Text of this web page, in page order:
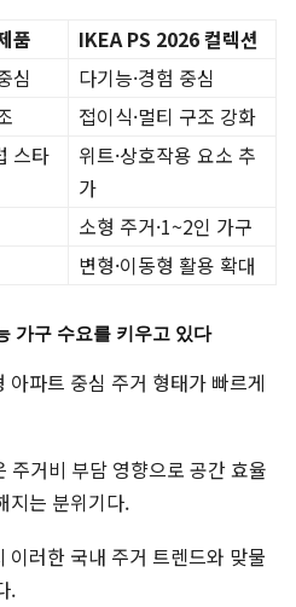
품
IKEA PS 2026 컬렉션
심
다기능·경험 중심
접이식·멀티 구조 강화
스타
위트·상호작용 요소 추
가
소형 주거·1~2인 가구
변형·이동형 활용 확대
가구 수요를 키우고 있다
파트 중심 주거 형태가 빠르게
주거비 부담 영향으로 공간 효율
지는 분위기다.
러한 국내 주거 트렌드와 맞물
.